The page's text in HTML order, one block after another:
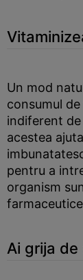
Un mod
consumul
indiferent
acestea
pentru a
organism
Ai grija de